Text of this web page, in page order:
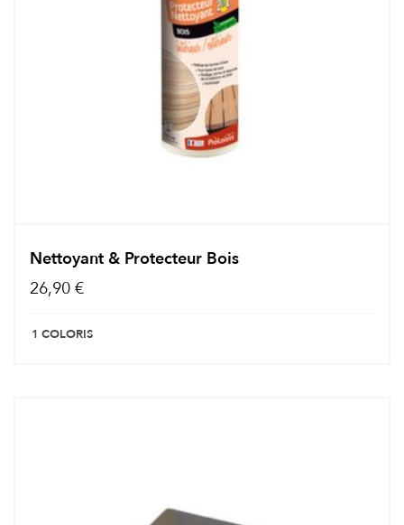
Nettoyant & Protecteur Bois
26,90 €
1 COLORIS